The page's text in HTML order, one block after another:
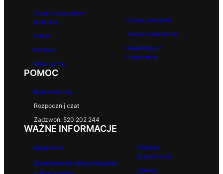
Zobacz wszystkie
produkty
O Nas
Kontakt
Moje konto
Szukaj produktu
Twoje zamówienia
Rejestracja /
Logowanie
POMOC
Napisz do nas
Rozpocznij czat
Zadzwoń: 520 202 244
WAŻNE INFORMACJE
Regulamin
Zamówienia indywidualne
Polityka
prywatności
Zwroty i